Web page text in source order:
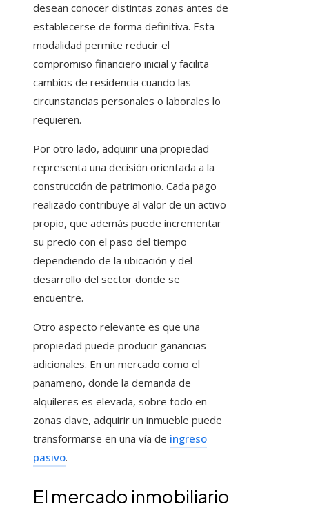
desean conocer distintas zonas antes de
establecerse de forma definitiva. Esta
modalidad permite reducir el
compromiso financiero inicial y facilita
cambios de residencia cuando las
circunstancias personales o laborales lo
requieren.
Por otro lado, adquirir una propiedad
representa una decisión orientada a la
construcción de patrimonio. Cada pago
realizado contribuye al valor de un activo
propio, que además puede incrementar
su precio con el paso del tiempo
dependiendo de la ubicación y del
desarrollo del sector donde se
encuentre.
Otro aspecto relevante es que una
propiedad puede producir ganancias
adicionales. En un mercado como el
panameño, donde la demanda de
alquileres es elevada, sobre todo en
zonas clave, adquirir un inmueble puede
transformarse en una vía de ingreso
pasivo.
El mercado inmobiliario